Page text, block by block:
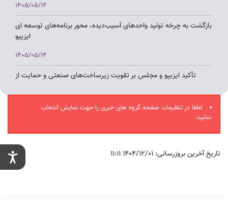
1405/05/14
بازگشت به چرخه تولید واحدهای آسیب‌دیده، محور برنامه‌های توسعه ای
ایزیپو
1405/05/14
تأکید ایزیپو و مجلس بر تقویت زیرساخت‌های صنعتی و حمایت از
1405/05/12
صنعتی و رفع موانع تولید
1405/05/10
لطفا در تنظیمات صفحه گروه های خبری را جهت نمایش انتخاب
نمایید.
تاریخ آخرین بروزرسانی: 1404/12/01 11:11